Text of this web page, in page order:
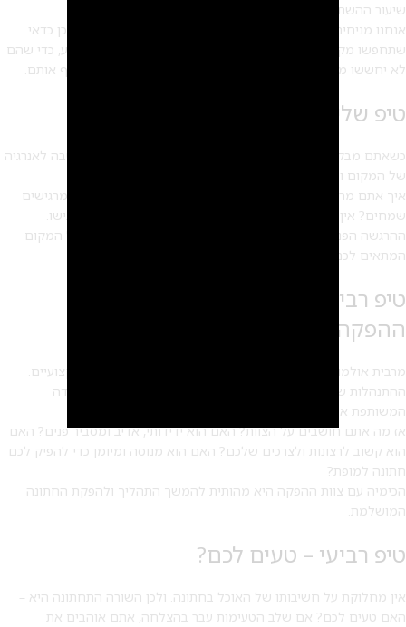
שיעור ההשתתפות של האורחים.
אנחנו מניחים שאתם שואפים לשיעורי השתתפות מקסימליים ולכן כדאי
שתחפשו מקום טוב באמצע כדי שלאורחים שלכם יהיה קל להגיע, כדי שהם
לא יחששו מנסיעה ארוכה בשעות מאוחרות וכדי שהדרך לא תעייף אותם.
טיפ שלישי – אל תוותרו על אווירה
כשאתם מבקרים באולמות חתונה או בגני אירועים, הקדישו מחשבה לאנרגיה
של המקום ולאווירה.
איך אתם מרגישים? האם נעים לכם? האם נוח לכם? האם אתם מרגישים
שמחים? אין דבר מדויק יותר מהרגשה פנימית, ולכן קחו רגע והרגישו.
ההרגשה הפנימית לעולם לא תטעה אתכם ותמיד תכוון אתכם אל המקום
המתאים לכם, להעדפות ולצרכים שלכם.
טיפ רביעי – מה אתם חושבים על צוות
ההפקה?
מרבית אולמות האירועים מציעים ללקוחותיהם שירותי הפקה מקצועיים.
ההתנהלות של צוות ההפקה תעזור לכם לגבש החלטה לגבי העבודה
המשותפת איתו.
אז מה אתם חושבים על הצוות? האם הוא ידידותי, אדיב ומסביר פנים? האם
הוא קשוב לרצונות ולצרכים שלכם? האם הוא מנוסה ומיומן כדי להפיק לכם
חתונה למופת?
הכימיה עם צוות ההפקה היא מהותית להמשך התהליך ולהפקת החתונה
המושלמת.
טיפ רביעי – טעים לכם?
אין מחלוקת על חשיבותו של האוכל בחתונה. ולכן השורה התחתונה היא –
האם טעים לכם? אם שלב הטעימות עבר בהצלחה, אתם אוהבים את